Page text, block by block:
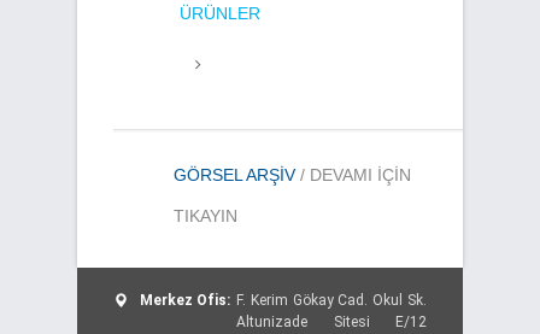
ÜRÜNLER
GÖRSEL ARŞIV/ DEVAMI IÇIN
TIKAYIN
Merkez Ofis: F. Kerim Gökay Cad. Okul Sk.
Altunizade Sitesi E/12